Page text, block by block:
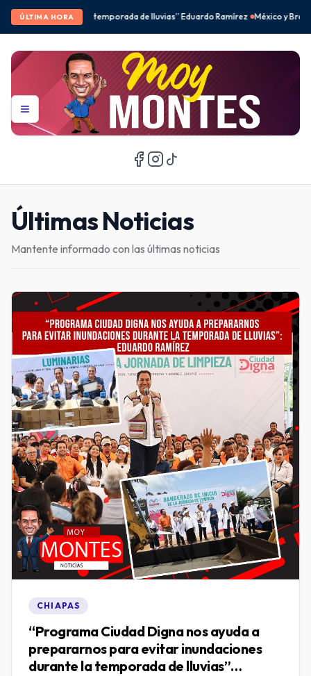
ÚLTIMA HORA
lluvias” Eduardo Ramírez México y Brasil desbancan a Corea del Sur en el
Últimas Noticias
Mantente informado con las últimas noticias
CHIAPAS
“Programa Ciudad Digna nos ayuda a
prepararnos para evitar inundaciones
durante la temporada de lluvias”